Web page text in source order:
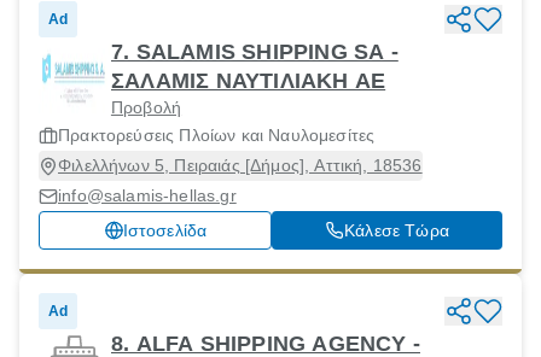
Ad
7. SALAMIS SHIPPING SA -
ΣΑΛΑΜΙΣ ΝΑΥΤΙΛΙΑΚΗ ΑΕ
Προβολή
Πρακτορεύσεις Πλοίων και Ναυλομεσίτες
Φιλελλήνων 5, Πειραιάς [Δήμος], Αττική, 18536
info@salamis-hellas.gr
Ιστοσελίδα
Κάλεσε Τώρα
Ad
8. ALFA SHIPPING AGENCY -